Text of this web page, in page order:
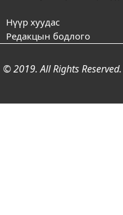
Нүүр хуудас
Редакцын бодлого
© 2019. All Rights